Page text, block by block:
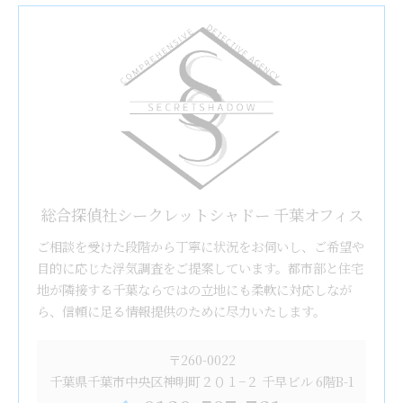
総合探偵社シークレットシャドー 千葉オフィス
ご相談を受けた段階から丁寧に状況をお伺いし、ご希望や
目的に応じた浮気調査をご提案しています。都市部と住宅
地が隣接する千葉ならではの立地にも柔軟に対応しなが
ら、信頼に足る情報提供のために尽力いたします。
〒260-0022
千葉県千葉市中央区神明町２０１−２ 千早ビル 6階B-1